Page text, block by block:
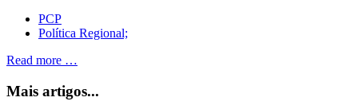
PCP
Política Regional;
Read more …
Mais artigos...